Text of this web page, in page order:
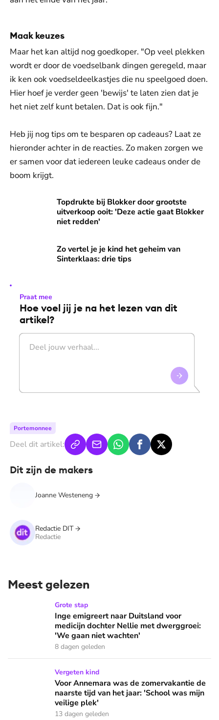
Maak keuzes
Maar het kan altijd nog goedkoper. "Op veel plekken
wordt er door de voedselbank dingen geregeld, maar
ik ken ook voedseldeelkastjes die nu speelgoed doen.
Hier hoef je verder geen 'bewijs' te laten zien dat je
het niet zelf kunt betalen. Dat is ook fijn."
Heb jij nog tips om te besparen op cadeaus? Laat ze
hieronder achter in de reacties. Zo maken zorgen we
er samen voor dat iedereen leuke cadeaus onder de
boom krijgt.
Topdrukte bij Blokker door grootste
uitverkoop ooit: 'Deze actie gaat Blokker
niet redden'
Topdrukte bij Blokker door grootste uitverkoop ooit:
Zo vertel je je kind het geheim van
Sinterklaas: drie tips
Zo vertel je je kind het geheim van Sinterklaas: drie tips
Praat mee
Hoe voel jij je na het lezen van dit
artikel?
Portemonnee
Deel dit artikel:
Dit zijn de makers
Joanne Westeneng
Redactie DIT
Redactie
Meest gelezen
Inge emigreert naar Duitsland voor medicijn dochter
Grote stap
Inge emigreert naar Duitsland voor
medicijn dochter Nellie met dwerggroei:
'We gaan niet wachten'
8 dagen geleden
Voor Annemara was de zomervakantie de naarste tijd van
Vergeten kind
Voor Annemara was de zomervakantie de
naarste tijd van het jaar: 'School was mijn
veilige plek'
13 dagen geleden